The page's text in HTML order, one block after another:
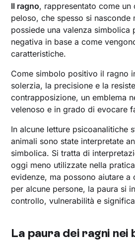
Il ragno, rappresentato come un
peloso, che spesso si nasconde
possiede una valenza simbolica
negativa in base a come
caratteristiche.
Come simbolo positivo il ragno
solerzia, la precisione e la
contrapposizione, un emblema
velenoso e in grado di evocare
In alcune letture psicoanalitiche
animali sono state interpretate
simbolica. Si tratta di
oggi meno utilizzate nella
evidenze, ma possono aiutare a
per alcune persone, la paura si
controllo, vulnerabilità e
La paura dei ragni nei